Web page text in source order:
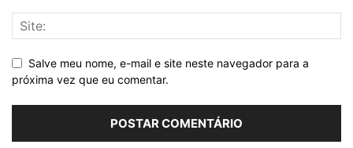
Salve meu nome, e-mail e site neste navegador para a
próxima vez que eu comentar.